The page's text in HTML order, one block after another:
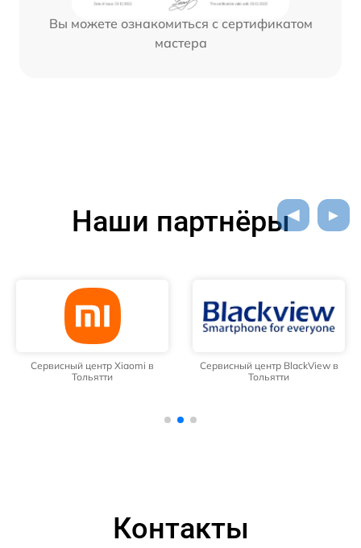
Вы можете ознакомиться с сертификатом
мастера
Наши партнёры
Сервисный центр Xiaomi в
Тольятти
Сервисный центр BlackView в
Тольятти
Контакты